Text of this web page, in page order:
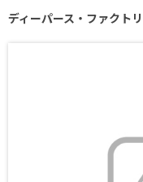
ディーパース・ファクト